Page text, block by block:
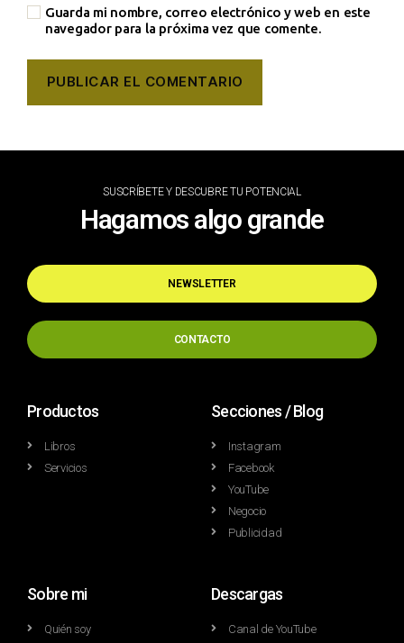
Guarda mi nombre, correo electrónico y web en este
navegador para la próxima vez que comente.
SUSCRÍBETE Y DESCUBRE TU POTENCIAL
Hagamos algo grande
NEWSLETTER
CONTACTO
Productos
Libros
Servicios
Secciones / Blog
Instagram
Facebook
YouTube
Negocio
Publicidad
Sobre mi
Quién soy
Descargas
Canal de YouTube